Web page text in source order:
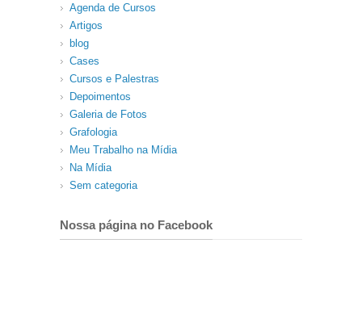
Agenda de Cursos
Artigos
blog
Cases
Cursos e Palestras
Depoimentos
Galeria de Fotos
Grafologia
Meu Trabalho na Mídia
Na Mídia
Sem categoria
Nossa página no Facebook